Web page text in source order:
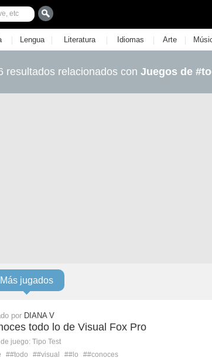
| Lengua | Literatura | Idiomas | Arte |
resultados relacionados con Juegos de
Más jugados
por DIANA V
todo lo de Visual Fox Pro
juego: Tipo Test
##todo ##visual ##lo ##conoces